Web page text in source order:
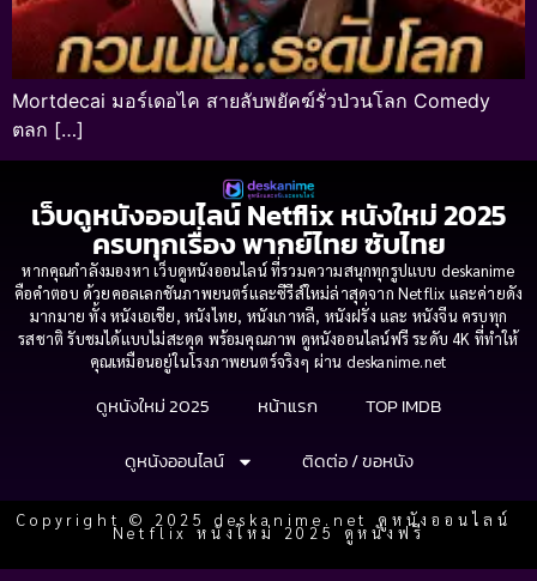
Mortdecai มอร์เดอไค สายลับพยัคฆ์รั่วป่วนโลก Comedy
ตลก […]
เว็บดูหนังออนไลน์ Netflix หนังใหม่ 2025
ครบทุกเรื่อง พากย์ไทย ซับไทย
หากคุณกำลังมองหา เว็บดูหนังออนไลน์ ที่รวมความสนุกทุกรูปแบบ deskanime
คือคำตอบ ด้วยคอลเลกชันภาพยนตร์และซีรีส์ใหม่ล่าสุดจาก Netflix และค่ายดัง
มากมาย ทั้ง หนังเอเชีย, หนังไทย, หนังเกาหลี, หนังฝรั่ง และ หนังจีน ครบทุก
รสชาติ รับชมได้แบบไม่สะดุด พร้อมคุณภาพ ดูหนังออนไลน์ฟรี ระดับ 4K ที่ทำให้
คุณเหมือนอยู่ในโรงภาพยนตร์จริงๆ ผ่าน deskanime.net
ดูหนังใหม่ 2025 หน้าแรก
TOP IMDB
ดูหนังออนไลน์
ติดต่อ / ขอหนัง
Copyright © 2025 deskanime.net ดูหนังออนไลน์
Netflix หนังใหม่ 2025 ดูหนังฟรี